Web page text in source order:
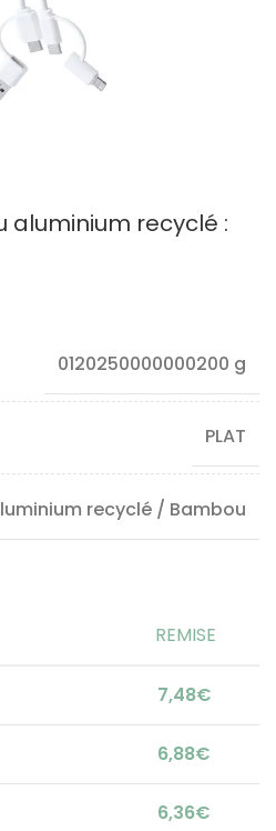
recyclé :
0120250000000200 g
PLAT
recyclé / Bambou
REMISE
7,48€
6,88€
6,36€